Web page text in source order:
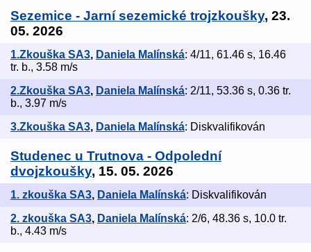
Sezemice - Jarní sezemické trojzkoušky, 23.
05. 2026
1.Zkouška SA3, Daniela Malínská: 4/11, 61.46 s, 16.46
tr. b., 3.58 m/s
2.Zkouška SA3, Daniela Malínská: 2/11, 53.36 s, 0.36 tr.
b., 3.97 m/s
3.Zkouška SA3, Daniela Malínská: Diskvalifikován
Studenec u Trutnova - Odpolední
dvojzkoušky, 15. 05. 2026
1. zkouška SA3, Daniela Malínská: Diskvalifikován
2. zkouška SA3, Daniela Malínská: 2/6, 48.36 s, 10.0 tr.
b., 4.43 m/s